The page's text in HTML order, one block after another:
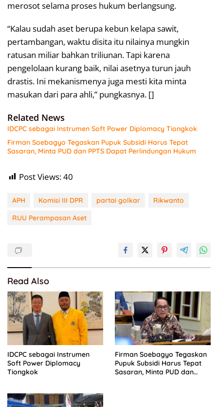
merosot selama proses hukum berlangsung.
“Kalau sudah aset berupa kebun kelapa sawit,
pertambangan, waktu disita itu nilainya mungkin
ratusan miliar bahkan triliunan. Tapi karena
pengelolaan kurang baik, nilai asetnya turun jauh
drastis. Ini mekanismenya juga mesti kita minta
masukan dari para ahli,” pungkasnya. []
Related News
IDCPC sebagai Instrumen Soft Power Diplomacy Tiongkok
Firman Soebagyo Tegaskan Pupuk Subsidi Harus Tepat
Sasaran, Minta PUD dan PPTS Dapat Perlindungan Hukum
Post Views:40
APH Komisi III DPR partai golkar
Rikwanto
RUU Perampasan Aset
Read Also
IDCPC sebagai Instrumen
Soft Power Diplomacy
Tiongkok
Firman Soebagyo Tegaskan
Pupuk Subsidi Harus Tepat
Sasaran, Minta PUD dan